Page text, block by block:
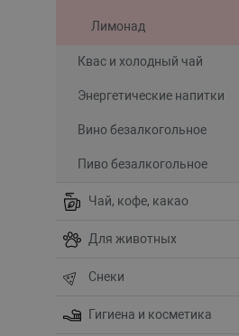
Лимонад
Квас и холодный чай
Энергетические напитки
Вино безалкогольное
Пиво безалкогольное
Чай, кофе, какао
Для животных
Снеки
Гигиена и косметика